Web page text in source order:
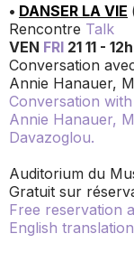
• DANSER LA VIE
Rencontre Talk
VEN FRI 21 11 -
Conversation
Annie Hanauer,
Conversation
Annie Hanauer,
Davazoglou.
Auditorium du
Gratuit sur
Free reservation
English translation